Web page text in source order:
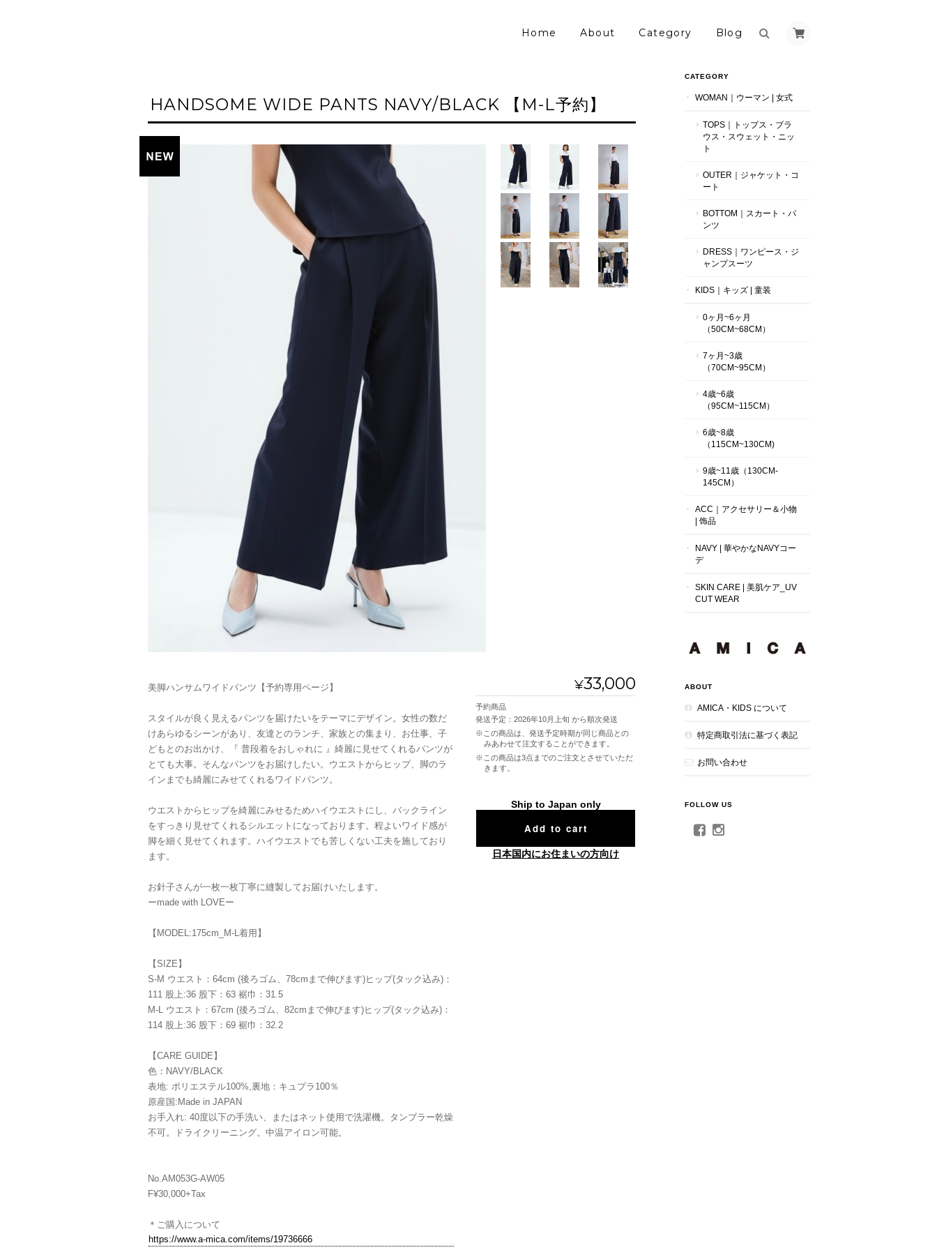
Home About Category Blog
HANDSOME WIDE PANTS NAVY/BLACK 【M-L予約】
美脚ハンサムワイドパンツ【予約専用ページ】
スタイルが良く見えるパンツを届けたいをテーマにデザイン。女性の数だ
けあらゆるシーンがあり、友達とのランチ、家族との集まり、お仕事、子
どもとのお出かけ、『 普段着をおしゃれに 』綺麗に見せてくれるパンツが
とても大事。そんなパンツをお届けしたい。ウエストからヒップ、脚のラ
インまでも綺麗にみせてくれるワイドパンツ。
ウエストからヒップを綺麗にみせるためハイウエストにし、バックライン
をすっきり見せてくれるシルエットになっております。程よいワイド感が
脚を細く見せてくれます。ハイウエストでも苦しくない工夫を施しており
ます。
お針子さんが一枚一枚丁寧に縫製してお届けいたします。
ーmade with LOVEー
【MODEL:175cm_M-L着用】
【SIZE】
S-M ウエスト：64cm (後ろゴム、78cmまで伸びます)ヒップ(タック込み)：
111 股上:36 股下：63 裾巾：31.5
M-L ウエスト：67cm (後ろゴム、82cmまで伸びます)ヒップ(タック込み)：
114 股上:36 股下：69 裾巾：32.2
【CARE GUIDE】
色：NAVY/BLACK
表地: ポリエステル100%,裏地：キュプラ100％
原産国:Made in JAPAN
お手入れ: 40度以下の手洗い、またはネット使用で洗濯機。タンブラー乾燥
不可。ドライクリーニング。中温アイロン可能。
No.AM053G-AW05
F¥30,000+Tax
＊ご購入について
https://www.a-mica.com/items/19736666
¥33,000
予約商品
発送予定：2026年10月上旬 から順次発送
※この商品は、発送予定時期が同じ商品との
みあわせて注文することができます。
※この商品は3点までのご注文とさせていただ
きます。
Ship to Japan only
Add to cart
日本国内にお住まいの方向け
CATEGORY
WOMAN｜ウーマン | 女式
TOPS｜トップス・ブラ
ウス・スウェット・ニッ
ト
OUTER｜ジャケット・コ
ート
BOTTOM｜スカート・パ
ンツ
DRESS｜ワンピース・ジ
ャンプスーツ
KIDS｜キッズ | 童装
0ヶ月~6ヶ月
（50CM~68CM）
7ヶ月~3歳
（70CM~95CM）
4歳~6歳
（95CM~115CM）
6歳~8歳
（115CM~130CM)
9歳~11歳（130CM-
145CM）
ACC｜アクセサリー＆小物
| 饰品
NAVY | 華やかなNAVYコー
デ
SKIN CARE | 美肌ケア_UV
CUT WEAR
ABOUT
AMICA・KIDS について
特定商取引法に基づく表記
お問い合わせ
FOLLOW US